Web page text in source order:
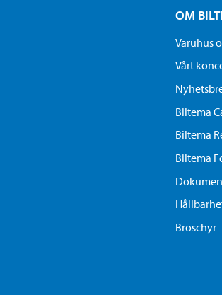
OM
Varuhus
Vårt
Biltema
Biltema
Biltema
Broschyr